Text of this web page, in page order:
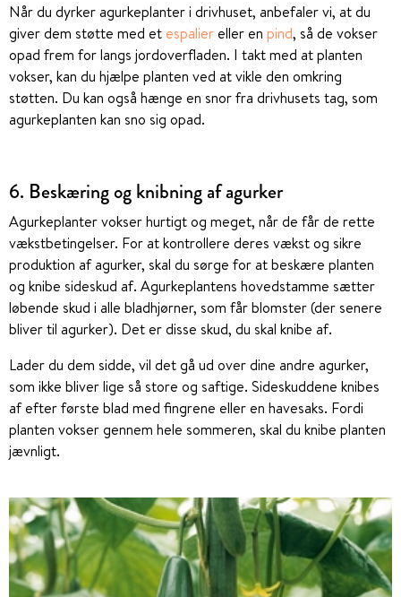
Når du dyrker agurkeplanter i drivhuset, anbefaler vi, at du
giver dem støtte med et espaliereller en pind, så de vokser
opad frem for langs jordoverfladen. I takt med at planten
vokser, kan du hjælpe planten ved at vikle den omkring
støtten. Du kan også hænge en snor fra drivhusets tag, som
agurkeplanten kan sno sig opad.
6. Beskæring og knibning af agurker
Agurkeplanter vokser hurtigt og meget, når de får de rette
vækstbetingelser. For at kontrollere deres vækst og sikre
produktion af agurker, skal du sørge for at beskære planten
og knibe sideskud af. Agurkeplantens hovedstamme sætter
løbende skud i alle bladhjørner, som får blomster (der senere
bliver til agurker). Det er disse skud, du skal knibe af.
Lader du dem sidde, vil det gå ud over dine andre agurker,
som ikke bliver lige så store og saftige. Sideskuddene knibes
af efter første blad med fingrene eller en havesaks. Fordi
planten vokser gennem hele sommeren, skal du knibe planten
jævnligt.